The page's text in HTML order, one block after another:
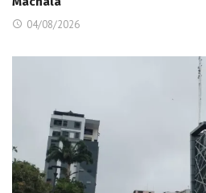
04/08/2026